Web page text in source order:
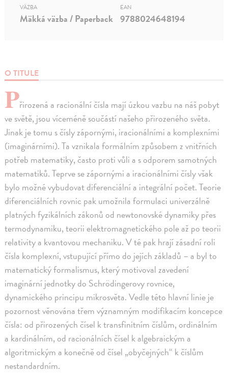
O TITULE
Přirozená a racionální čísla mají úzkou vazbu na náš pobyt
ve světě, jsou víceméně součástí našeho přirozeného světa.
Jinak je tomu s čísly zápornými, iracionálními a komplexními
(imaginárními). Ta vznikala formálním způsobem z vnitřních
potřeb matematiky, často proti vůli a s odporem samotných
matematiků. Teprve se zápornými a iracionálními čísly však
bylo možné vybudovat diferenciální a integrální počet. Teorie
diferenciálních rovnic pak umožnila formulaci univerzálně
platných fyzikálních zákonů od newtonovské dynamiky přes
termodynamiku, teorii elektromagnetického pole až po teorii
relativity a kvantovou mechaniku. V té pak hrají zásadní roli
čísla komplexní, vstupující přímo do jejích základů – a byl to
matematický formalismus, který motivoval zavedení
imaginární jednotky do Schrödingerovy rovnice,
dynamického principu mikrosvěta. Vedle této hlavní linie je
pozornost věnována třem významným modifikacím koncepce
čísla: od přirozených čísel k transfinitním číslům, ordinálním
a kardinálním, od racionálních čísel k algebraickým a
algoritmickým a konečně od čísel „obyčejných“ k číslům
nestandardním.
VÄZBA
Mäkká väzba / Paperback
EAN
9788024648194